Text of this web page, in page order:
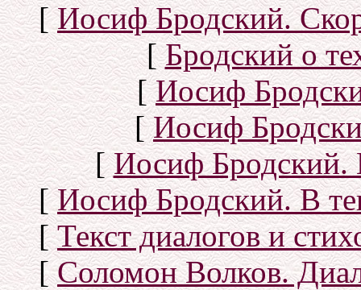
[Иосиф Бродский.
[Бродский о
[Иосиф
[Иосиф
[Иосиф Бродский.
[Иосиф Бродский. В
[Текст диалогов и
[Соломон Волков.